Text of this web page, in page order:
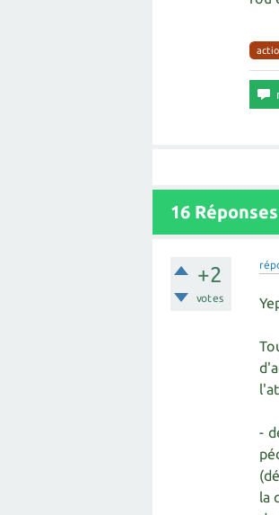
16 Réponses
+2
votes
-
la